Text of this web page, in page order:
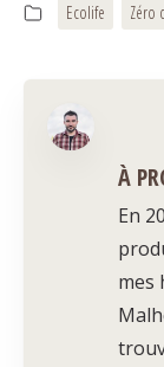
Ecolife Zéro
À
En
mes